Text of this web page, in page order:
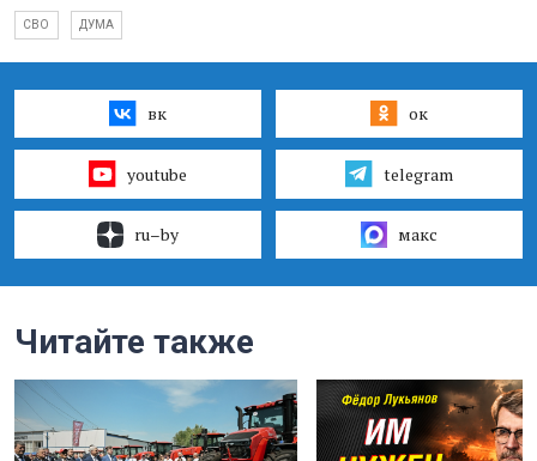
СВО ДУМА
вк ок
youtube telegram
ru–by макс
Читайте также